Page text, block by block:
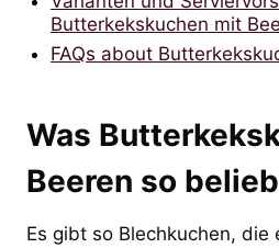
Butterkekskuchen mit
FAQs about
Was
Beeren so
Es gibt so Blechkuchen, die